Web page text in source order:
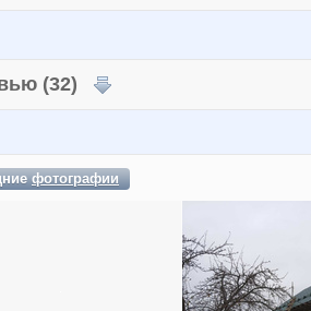
(32)
фотографии